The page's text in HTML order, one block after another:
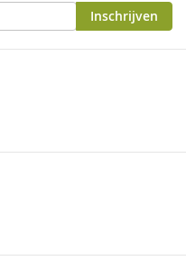
Inschrijven